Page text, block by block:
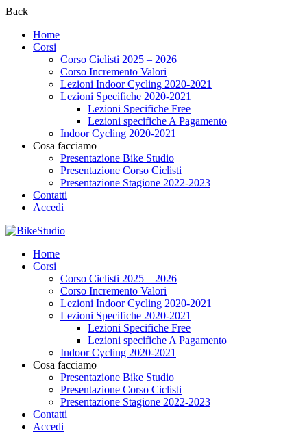
Back
Home
Corsi
Corso Ciclisti 2025 – 2026
Corso Incremento Valori
Lezioni Indoor Cycling 2020-2021
Lezioni Specifiche 2020-2021
Lezioni Specifiche Free
Lezioni specifiche A Pagamento
Indoor Cycling 2020-2021
Cosa facciamo
Presentazione Bike Studio
Presentazione Corso Ciclisti
Presentazione Stagione 2022-2023
Contatti
Accedi
Home
Corsi
Corso Ciclisti 2025 – 2026
Corso Incremento Valori
Lezioni Indoor Cycling 2020-2021
Lezioni Specifiche 2020-2021
Lezioni Specifiche Free
Lezioni specifiche A Pagamento
Indoor Cycling 2020-2021
Cosa facciamo
Presentazione Bike Studio
Presentazione Corso Ciclisti
Presentazione Stagione 2022-2023
Contatti
Accedi